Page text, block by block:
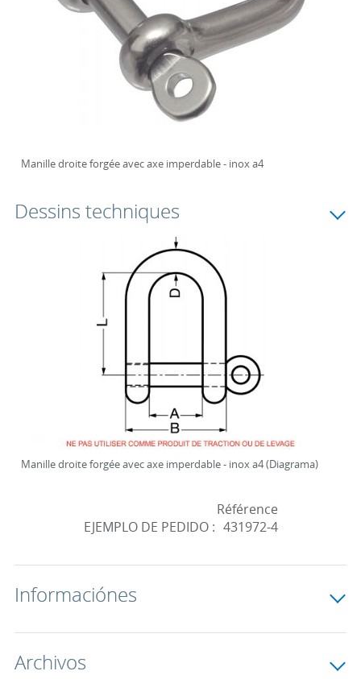
Manille droite forgée avec axe imperdable - inox a4
Dessins techniques
Manille droite forgée avec axe imperdable - inox a4 (Diagrama)
EJEMPLO DE PEDIDO :
Référence
431972-4
Informaciónes
Archivos